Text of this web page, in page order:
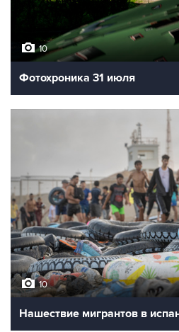
10
Фотохроника 31 июля
10
Нашествие мигрантов в